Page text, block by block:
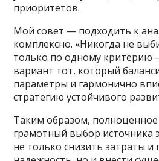
приоритетов.
Мой совет — подходить к
комплексно. «Никогда не
только по одному
вариант тот, который
параметры и гармонично
стратегию устойчивого
Таким образом, полноценное
грамотный выбор источника
не только снизить затраты и